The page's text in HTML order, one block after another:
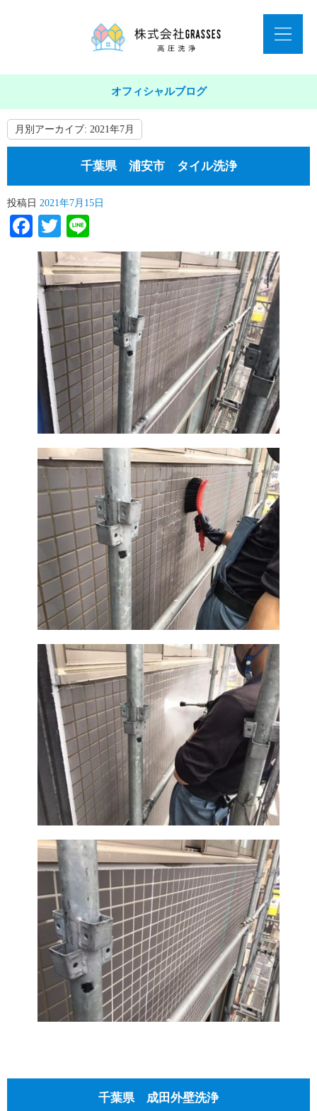
オフィシャルブログ
月別アーカイブ: 2021年7月
千葉県 浦安市 タイル洗浄
投稿日 2021年7月15日
Facebook
Twitter
千葉県 成田外壁洗浄